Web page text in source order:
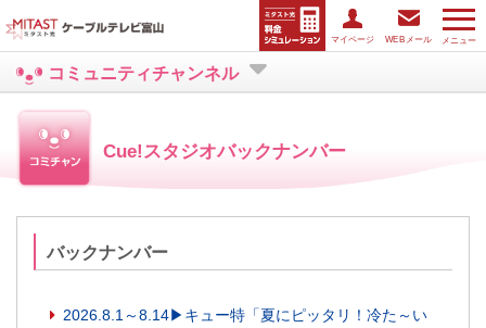
メニュー
マイページ WEBメール
コミュニティチャンネル
Cue!スタジオバックナンバー
バックナンバー
2026.8.1～8.14▶キュー特「夏にピッタリ！冷た～い